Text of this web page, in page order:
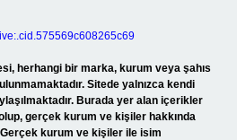
herhangi bir marka, kurum veya şahıs
Sitede yalnızca kendi
Burada yer alan içerikler
gerçek kurum ve kişiler hakkında
Gerçek kurum ve kişiler ile isim